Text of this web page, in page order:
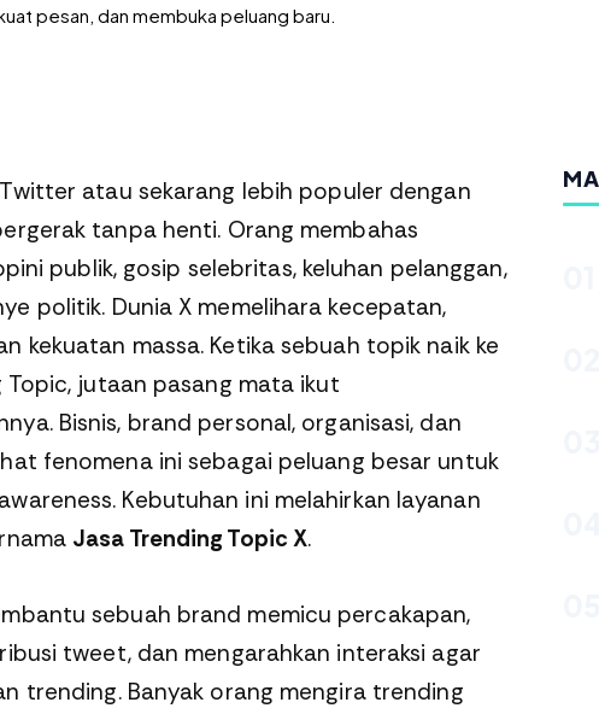
pesan, dan membuka peluang baru.
atau sekarang lebih populer dengan
tanpa henti. Orang membahas
publik, gosip selebritas, keluhan pelanggan,
politik. Dunia X memelihara kecepatan,
kekuatan massa. Ketika sebuah topik naik ke
Topic, jutaan pasang mata ikut
Bisnis, brand personal, organisasi, dan
fenomena ini sebagai peluang besar untuk
Kebutuhan ini melahirkan layanan
Jasa Trending Topic X.
sebuah brand memicu percakapan,
tweet, dan mengarahkan interaksi agar
trending. Banyak orang mengira trending